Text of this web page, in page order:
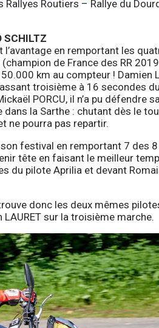
Routiers – Rallye du
SCHILTZ
en remportant les
(champion de France des RR
km au compteur ! Damien
troisième à 16 secondes
PORCU, il n’a pu défendre
la Sarthe : chutant dès le
ne pourra pas repartir.
festival en remportant 7 des
tête en faisant le meilleur
du pilote Aprilia et devant
donc les deux mêmes
LAURET sur la troisième marche.